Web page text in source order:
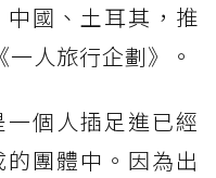
國、土耳其，推
人旅行企劃》。
個人插足進已經
團體中。因為出